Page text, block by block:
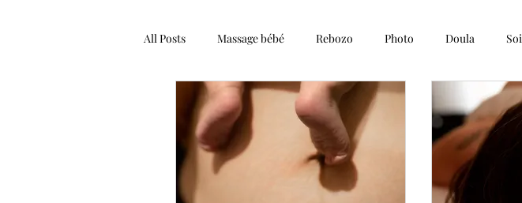
All Posts Massage bébé Rebozo Photo Doula
Post-partum Naissance Parentalité